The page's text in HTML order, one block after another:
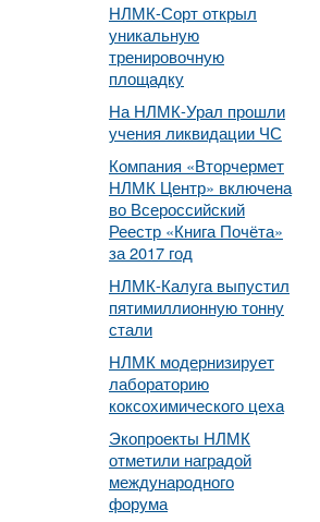
НЛМК-Сорт открыл
уникальную
тренировочную
площадку
На НЛМК-Урал прошли
учения ликвидации ЧС
Компания «Вторчермет
НЛМК Центр» включена
во Всероссийский
Реестр «Книга Почёта»
за 2017 год
НЛМК-Калуга выпустил
пятимиллионную тонну
стали
НЛМК модернизирует
лабораторию
коксохимического цеха
Экопроекты НЛМК
отметили наградой
международного
форума